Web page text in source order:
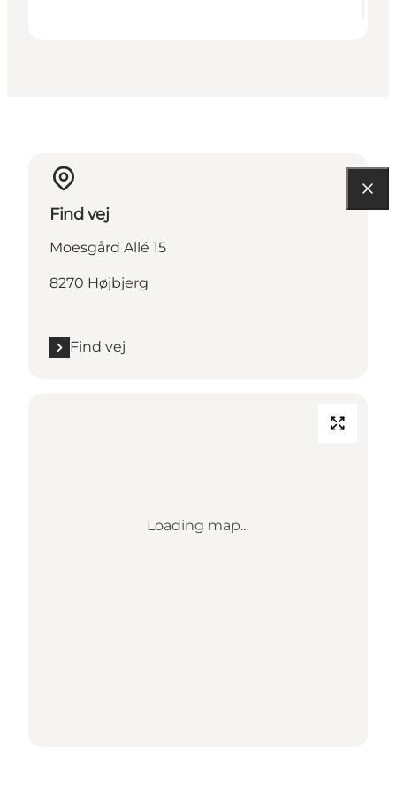
Find vej
Moesgård Allé 15
8270 Højbjerg
Find vej
Loading map...